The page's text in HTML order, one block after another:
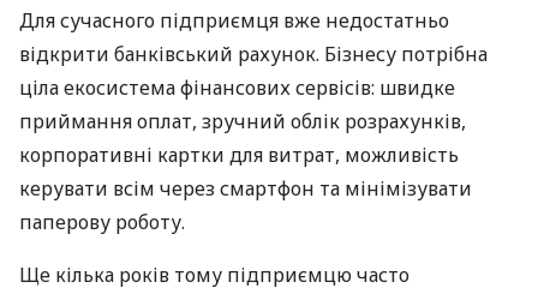
Для сучасного підприємця вже недостатньо
відкрити банківський рахунок. Бізнесу потрібна
ціла екосистема фінансових сервісів: швидке
приймання оплат, зручний облік розрахунків,
корпоративні картки для витрат, можливість
керувати всім через смартфон та мінімізувати
паперову роботу.
Ще кілька років тому підприємцю часто